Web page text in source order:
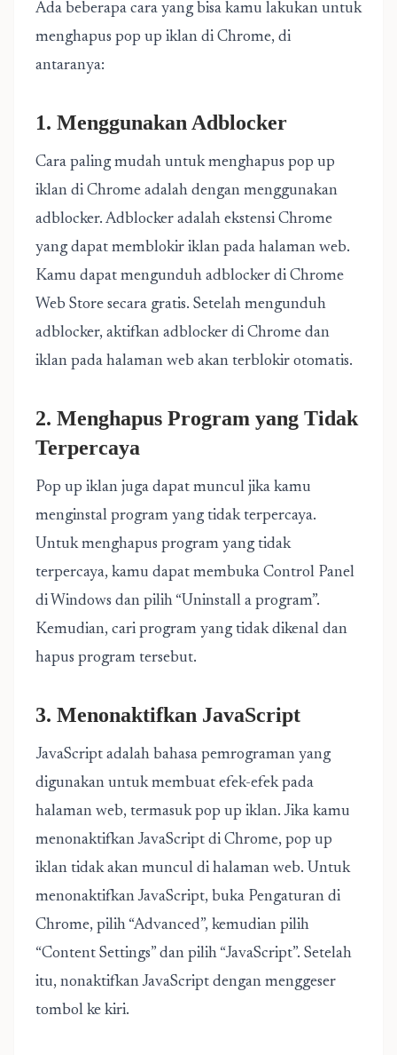
Ada beberapa cara yang bisa kamu lakukan untuk
menghapus pop up iklan di Chrome, di
antaranya:
1. Menggunakan Adblocker
Cara paling mudah untuk menghapus pop up
iklan di Chrome adalah dengan menggunakan
adblocker. Adblocker adalah ekstensi Chrome
yang dapat memblokir iklan pada halaman web.
Kamu dapat mengunduh adblocker di Chrome
Web Store secara gratis. Setelah mengunduh
adblocker, aktifkan adblocker di Chrome dan
iklan pada halaman web akan terblokir otomatis.
2. Menghapus Program yang Tidak
Terpercaya
Pop up iklan juga dapat muncul jika kamu
menginstal program yang tidak terpercaya.
Untuk menghapus program yang tidak
terpercaya, kamu dapat membuka Control Panel
di Windows dan pilih “Uninstall a program”.
Kemudian, cari program yang tidak dikenal dan
hapus program tersebut.
3. Menonaktifkan JavaScript
JavaScript adalah bahasa pemrograman yang
digunakan untuk membuat efek-efek pada
halaman web, termasuk pop up iklan. Jika kamu
menonaktifkan JavaScript di Chrome, pop up
iklan tidak akan muncul di halaman web. Untuk
menonaktifkan JavaScript, buka Pengaturan di
Chrome, pilih “Advanced”, kemudian pilih
“Content Settings” dan pilih “JavaScript”. Setelah
itu, nonaktifkan JavaScript dengan menggeser
tombol ke kiri.